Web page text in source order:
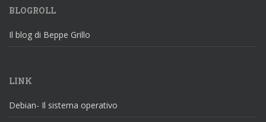
BLOGROLL
Il blog di Beppe Grillo
LINK
Debian- Il sistema operativo